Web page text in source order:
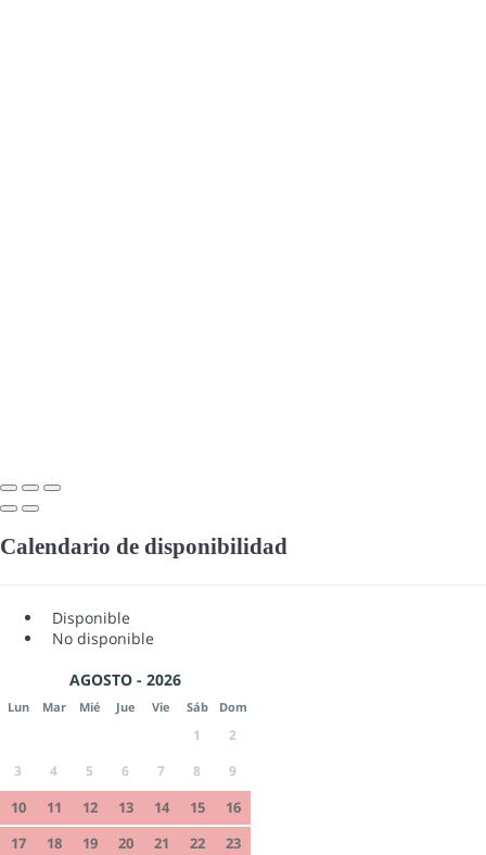
Calendario de disponibilidad
Disponible
No disponible
AGOSTO - 2026
Lun Mar Mié Jue Vie Sáb Dom
1
2
3
4 5 6 7 8 9
10 11 12 13 14 15
16
17
18 19 20 21 22
23